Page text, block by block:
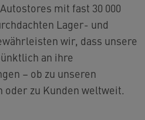
mit fast 30 000
Lager- und
wir, dass unsere
an ihre
– ob zu unseren
zu Kunden weltweit.